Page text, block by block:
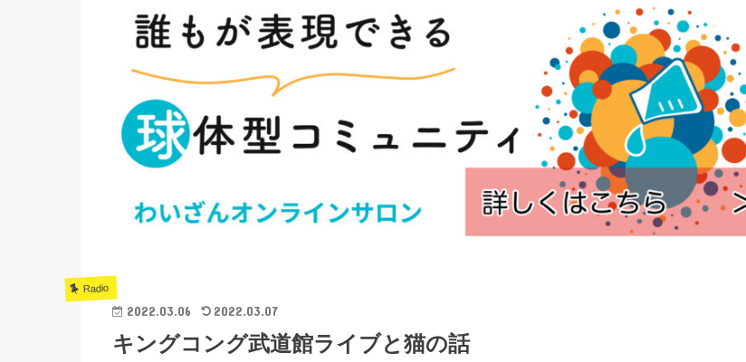
Radio
2022.03.06 2022.03.07
キングコング武道館ライブと猫の話